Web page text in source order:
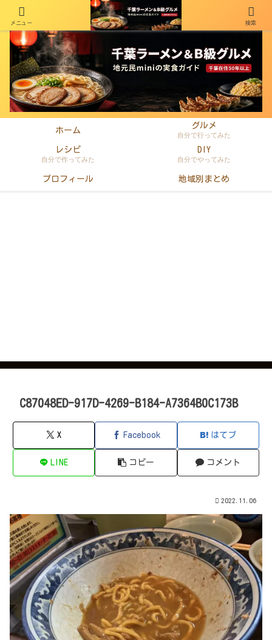
千葉在住50年以上のminiがラーメン・町中華・B級グルメを本音レビュー
ホーム
グルメ
自分で行ってみた
レシピ
自分で作ってみた
DIY
自分でやってみた
プロフィール 地域別まとめ
C87048ED-917D-4269-B184-A7364B0C173B
X Facebook はてブ
LINE コピー コメント
2022.11.06
メニュー 検索